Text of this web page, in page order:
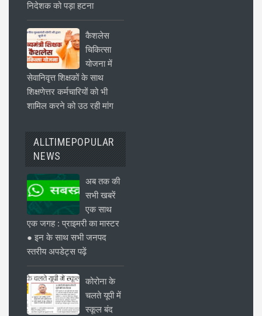
निदेशक को पड़ा हटना
कैशलेस
चिकित्सा
योजना में
सेवानिवृत्त शिक्षकों के साथ
शिक्षणेत्तर कर्मचारियों को भी
शामिल करने को उठ रही मांग
ALLTIMEPOPULAR
NEWS
अब तक की
सभी खबरें
एक साथ
एक जगह : प्राइमरी का मास्टर
● इन के साथ सभी जनपद
स्तरीय अपडेट्स पढ़ें
कोरोना के
चलते यूपी में
स्कूल बंद